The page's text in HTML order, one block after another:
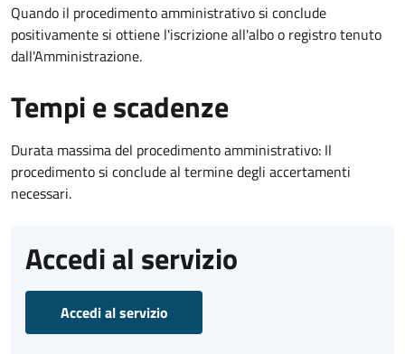
Quando il procedimento amministrativo si conclude
positivamente si ottiene l'iscrizione all'albo o registro tenuto
dall'Amministrazione.
Tempi e scadenze
Durata massima del procedimento amministrativo: Il
procedimento si conclude al termine degli accertamenti
necessari.
Accedi al servizio
Accedi al servizio